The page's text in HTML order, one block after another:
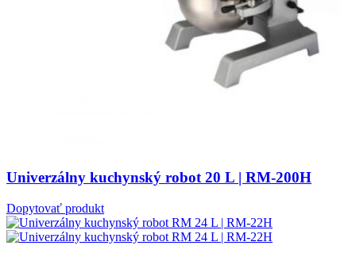
Univerzálny kuchynský robot 20 L | RM-200H
Dopytovať produkt